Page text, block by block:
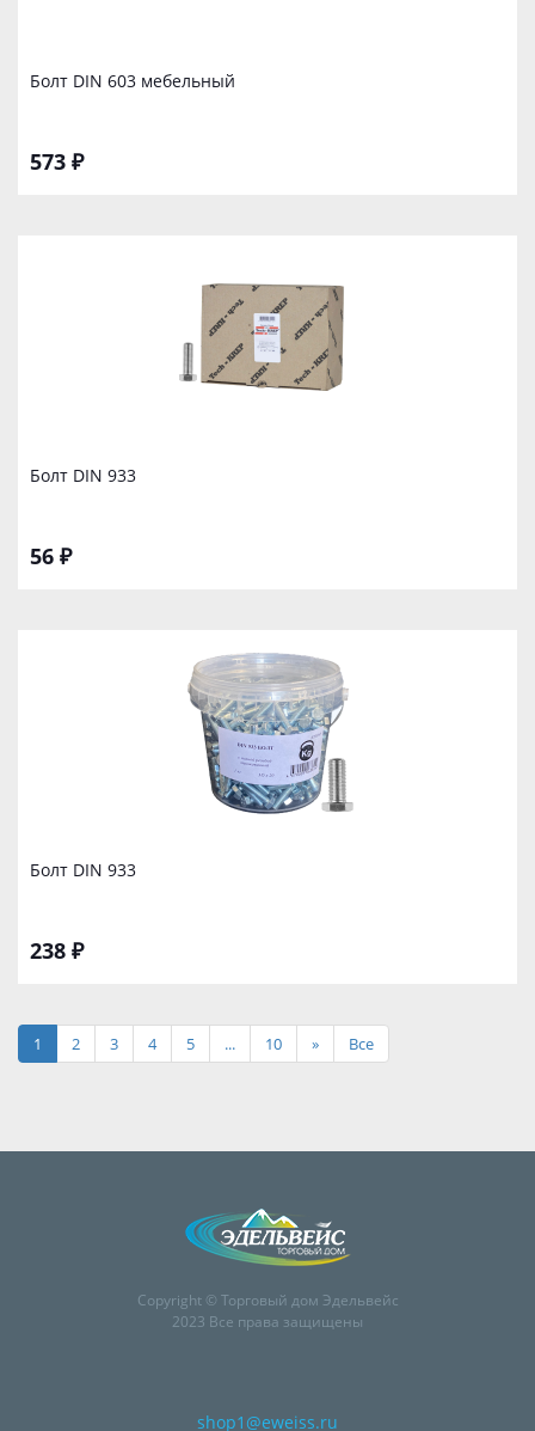
Болт DIN 603 мебельный
573 ₽
Болт DIN 933
56 ₽
Болт DIN 933
238 ₽
1 2 3 4 5 ... 10 » Все
Copyright © Торговый дом Эдельвейс
2023 Все права защищены
shop1@eweiss.ru